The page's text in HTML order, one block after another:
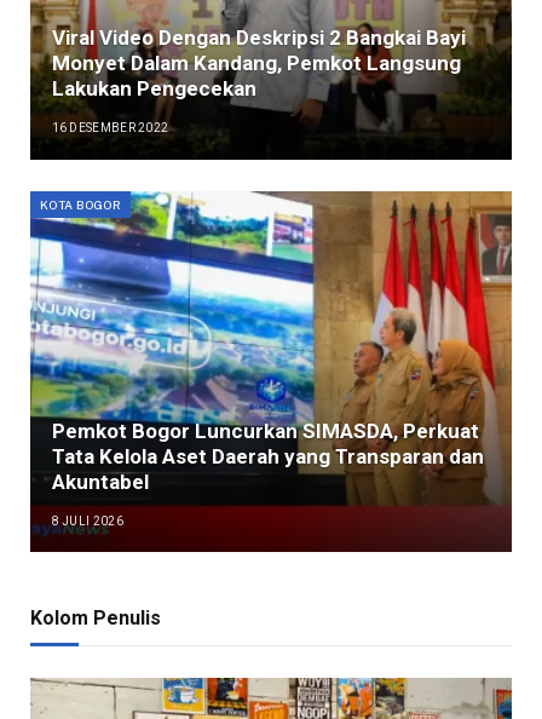
Viral Video Dengan Deskripsi 2 Bangkai Bayi
Monyet Dalam Kandang, Pemkot Langsung
Lakukan Pengecekan
16 DESEMBER 2022
KOTA BOGOR
Pemkot Bogor Luncurkan SIMASDA, Perkuat
Tata Kelola Aset Daerah yang Transparan dan
Akuntabel
8 JULI 2026
Kolom Penulis